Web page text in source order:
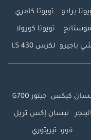
برادو تويوتا كامري
تويوتا كورولا
باجيرو لكزس LS 430
كيكس جيتور G700
نيسان إكس تريل
فورد تيريتوري